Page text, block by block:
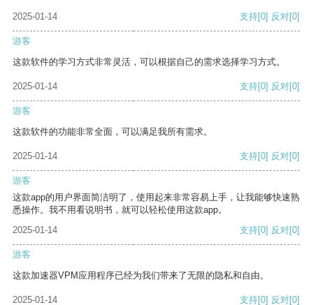
2025-01-14 支持[0] 反对[0]
游客
这款软件的学习方式非常灵活，可以根据自己的需求选择学习方式。
2025-01-14 支持[0] 反对[0]
游客
这款软件的功能非常全面，可以满足我所有需求。
2025-01-14 支持[0] 反对[0]
游客
这款app的用户界面简洁明了，使用起来非常容易上手，让我能够快速熟
悉操作。我不用看说明书，就可以轻松使用这款app。
2025-01-14
支持[0] 反对[0]
游客
这款加速器VPM应用程序已经为我们带来了无限的隐私和自由。
2025-01-14 支持[0] 反对[0]